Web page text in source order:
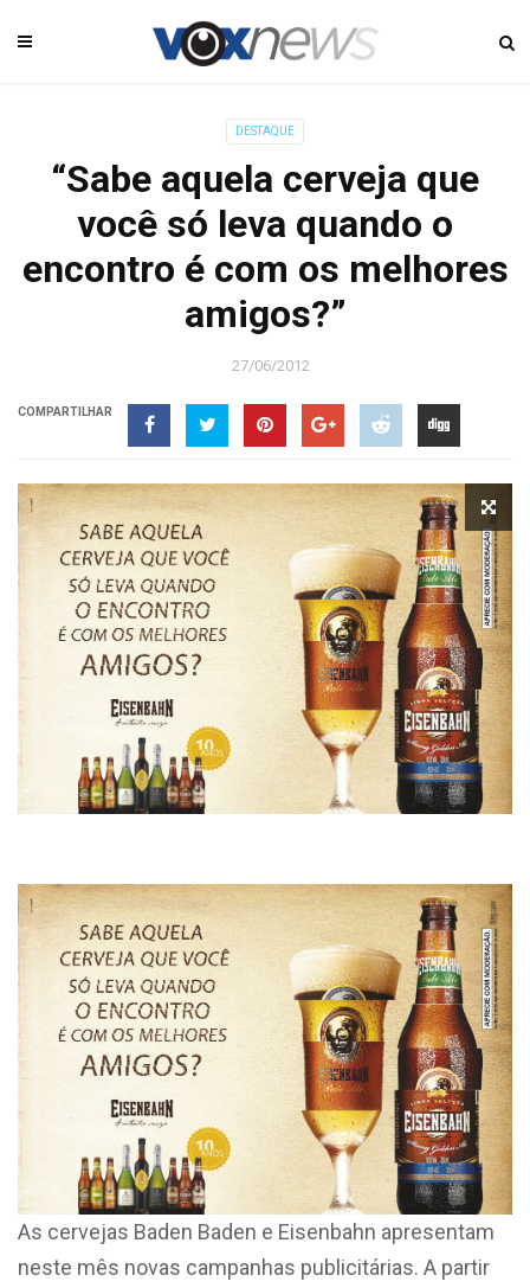
DESTAQUE
“Sabe aquela cerveja que
você só leva quando o
encontro é com os melhores
amigos?”
27/06/2012
COMPARTILHAR
As cervejas Baden Baden e Eisenbahn apresentam
neste mês novas campanhas publicitárias. A partir